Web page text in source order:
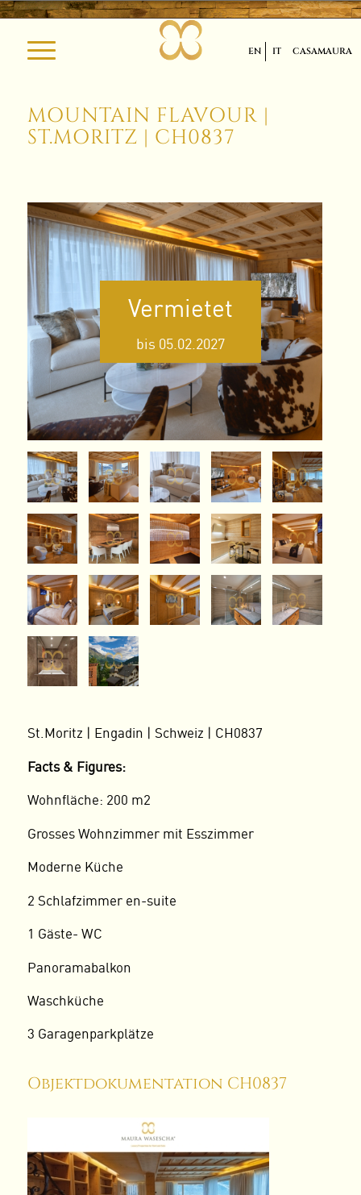
EN IT CASAMAURA
MOUNTAIN FLAVOUR |
ST.MORITZ | CH0837
Vermietet
bis 05.02.2027
St.Moritz | Engadin | Schweiz | CH0837
Facts & Figures:
Wohnfläche: 200 m2
Grosses Wohnzimmer mit Esszimmer
Moderne Küche
2 Schlafzimmer en-suite
1 Gäste- WC
Panoramabalkon
Waschküche
3 Garagenparkplätze
Objektdokumentation CH0837